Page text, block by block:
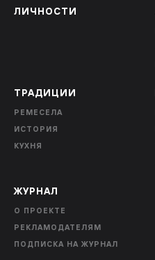
ЛИЧНОСТИ
ТРАДИЦИИ
РЕМЕСЕЛА
ИСТОРИЯ
КУХНЯ
ЖУРНАЛ
О ПРОЕКТЕ
РЕКЛАМОДАТЕЛЯМ
ПОДПИСКА НА ЖУРНАЛ